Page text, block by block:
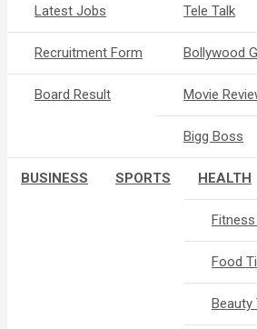
Latest Jobs
Recruitment Form
Board Result
Tele Talk
Bollywood
Movie
Bigg Boss
BUSINESS SPORTS HEALTH
Food
Beauty